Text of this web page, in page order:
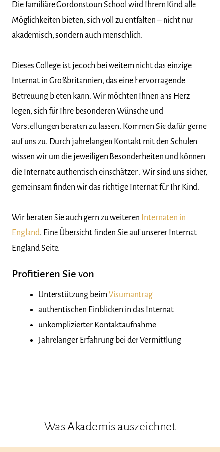
Die familiäre Gordonstoun School wird Ihrem Kind alle
Möglichkeiten bieten, sich voll zu entfalten – nicht nur
akademisch, sondern auch menschlich.
Dieses College ist jedoch bei weitem nicht das einzige
Internat in Großbritannien, das eine hervorragende
Betreuung bieten kann. Wir möchten Ihnen ans Herz
legen, sich für Ihre besonderen Wünsche und
Vorstellungen beraten zu lassen. Kommen Sie dafür gerne
auf uns zu. Durch jahrelangen Kontakt mit den Schulen
wissen wir um die jeweiligen Besonderheiten und können
die Internate authentisch einschätzen. Wir sind uns sicher,
gemeinsam finden wir das richtige Internat für Ihr Kind.
Wir beraten Sie auch gern zu weiteren Internaten in
England. Eine Übersicht finden Sie auf unserer Internat
England Seite.
Profitieren Sie von
Unterstützung beimVisumantrag
authentischen Einblicken in das Internat
unkomplizierter Kontaktaufnahme
Jahrelanger Erfahrung bei der Vermittlung
Was Akademis auszeichnet